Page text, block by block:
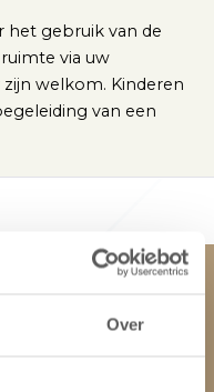
Over
het gebruik van de
via uw
zijn welkom. Kinderen
van een